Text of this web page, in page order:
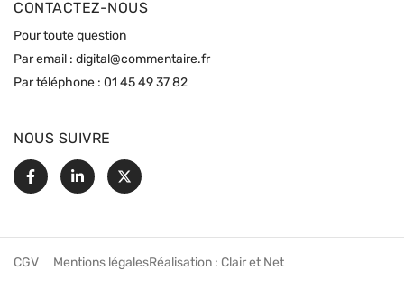
CONTACTEZ-NOUS
Pour toute question
Par email : digital@commentaire.fr
Par téléphone : 01 45 49 37 82
NOUS SUIVRE
FacebookLinkedin
X
CGV Mentions légalesRéalisation : Clair et Net